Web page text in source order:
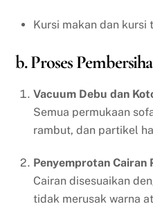
Kursi makan dan kursi
b. Proses
Vacuum Debu dan
Semua permukaan
rambut, dan partikel
Penyemprotan Cairan
Cairan disesuaikan
tidak merusak warna